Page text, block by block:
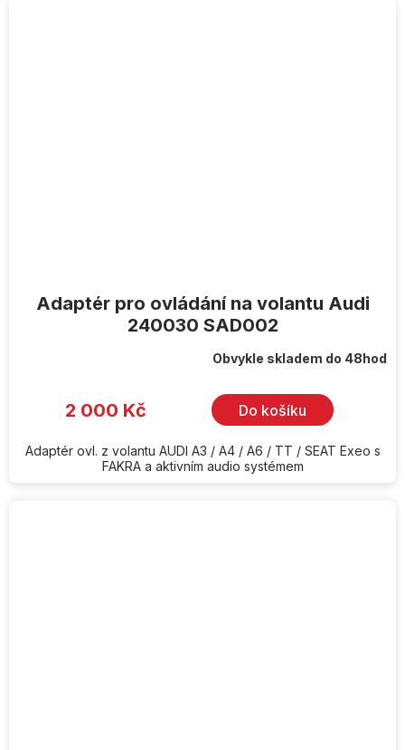
Adaptér pro ovládání na volantu Audi
240030 SAD002
Obvykle skladem do 48hod
2 000 Kč Do košíku
Adaptér ovl. z volantu AUDI A3 / A4 / A6 / TT / SEAT Exeo s
FAKRA a aktivním audio systémem